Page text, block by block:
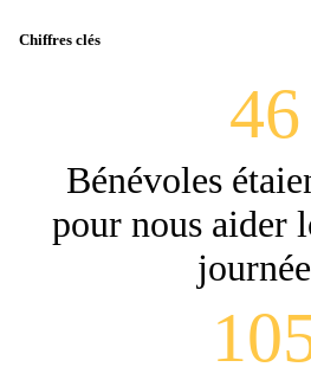
Chiffres clés
46
Bénévoles
pour nous aider